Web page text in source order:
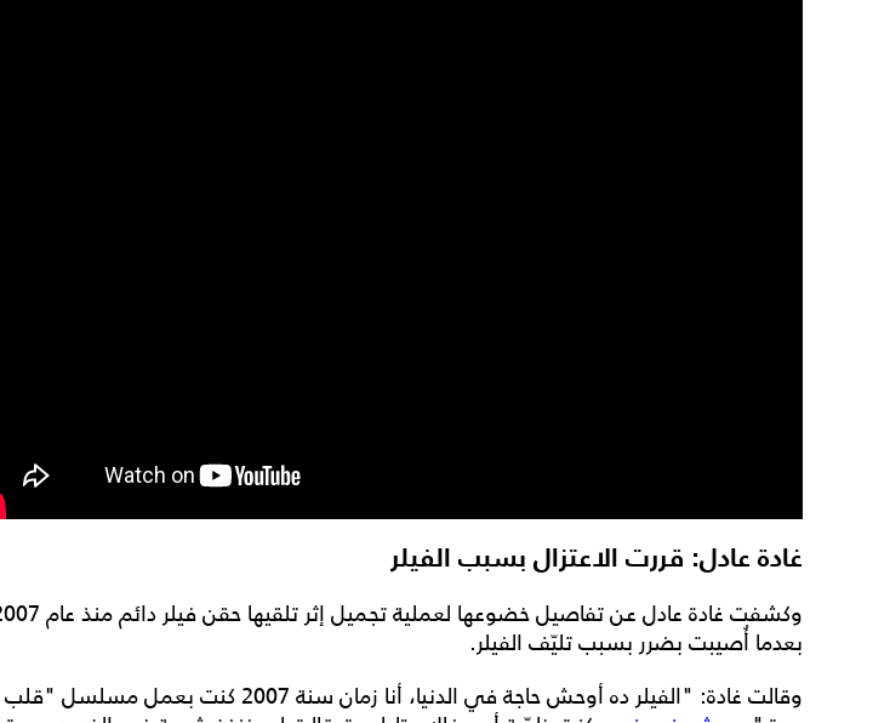
غادة عادل: قررت الاعتزال بسبب الفيلر
بعدما أُصيبت بضرر بسبب تليّف الفيلر.
وقالت غادة: "الفيلر ده أوحش حاجة في الدنيا، أنا زمان سنة 2007 كنت بعمل مسلسل "قلب